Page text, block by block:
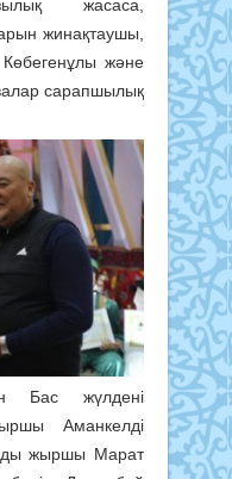
жасаса,
жинақтаушы,
Көбегенұлы және
сарапшылық
Бас жүлдені
Аманкелді
жыршы Марат